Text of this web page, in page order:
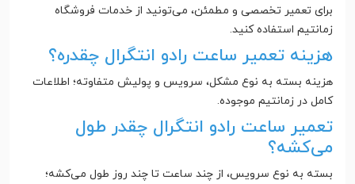
برای تعمیر تخصصی و مطمئن، می‌تونید از خدمات فروشگاه
زمانتیم استفاده کنید.
هزینه تعمیر ساعت رادو انتگرال چقدره؟
هزینه بسته به نوع مشکل، سرویس و پولیش متفاوته؛ اطلاعات
کامل در زمانتیم موجوده.
تعمیر ساعت رادو انتگرال چقدر طول
می‌کشه؟
بسته به نوع سرویس، از چند ساعت تا چند روز طول می‌کشه؛